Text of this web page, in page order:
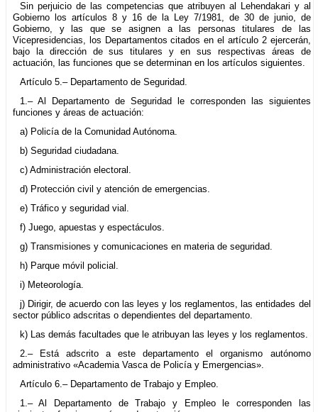
Sin perjuicio de las competencias que atribuyen al Lehendakari y al
Gobierno los artículos 8 y 16 de la Ley 7/1981, de 30 de junio, de
Gobierno, y las que se asignen a las personas titulares de las
Vicepresidencias, los Departamentos citados en el artículo 2 ejercerán,
bajo la dirección de sus titulares y en sus respectivas áreas de
actuación, las funciones que se determinan en los artículos siguientes.
Artículo 5.– Departamento de Seguridad.
1.– Al Departamento de Seguridad le corresponden las siguientes
funciones y áreas de actuación:
a) Policía de la Comunidad Autónoma.
b) Seguridad ciudadana.
c) Administración electoral.
d) Protección civil y atención de emergencias.
e) Tráfico y seguridad vial.
f) Juego, apuestas y espectáculos.
g) Transmisiones y comunicaciones en materia de seguridad.
h) Parque móvil policial.
i) Meteorología.
j) Dirigir, de acuerdo con las leyes y los reglamentos, las entidades del
sector público adscritas o dependientes del departamento.
k) Las demás facultades que le atribuyan las leyes y los reglamentos.
2.– Está adscrito a este departamento el organismo autónomo
administrativo «Academia Vasca de Policía y Emergencias».
Artículo 6.– Departamento de Trabajo y Empleo.
1.– Al Departamento de Trabajo y Empleo le corresponden las